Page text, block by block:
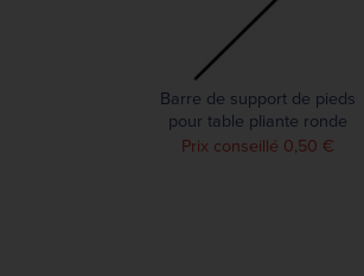
Barre de support de pieds
pour table pliante ronde
Bolero
Prix conseillé 0,50 €